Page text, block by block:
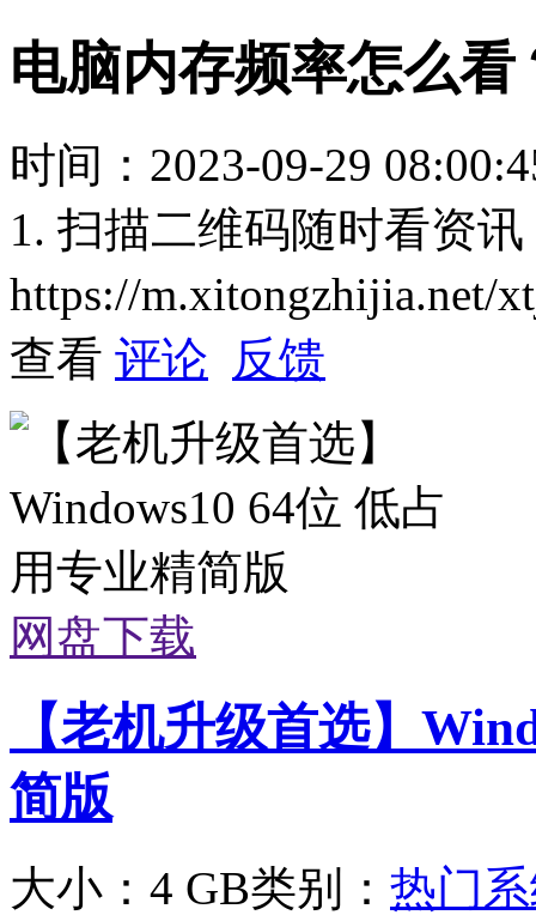
电脑内存频率怎么
时间：2023-09-29
1. 扫描二维码随时看资讯
https://m.xitongzhijia.net/
查看 评论 反馈
网盘下载
【老机升级首选】
简版
大小：4 GB类别： 热门